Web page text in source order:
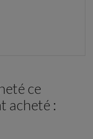
ce
acheté :